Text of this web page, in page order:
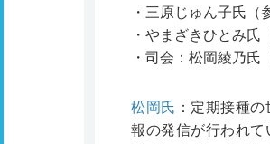
三原じゅん子氏（
やまざきひとみ氏
司会：松岡綾乃氏
松岡氏 ：定期接種
報の発信が行われて